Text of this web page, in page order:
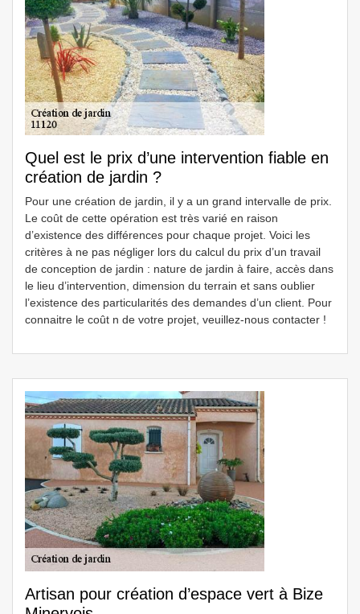
Quel est le prix d’une intervention fiable en
création de jardin ?
Pour une création de jardin, il y a un grand intervalle de prix.
Le coût de cette opération est très varié en raison
d’existence des différences pour chaque projet. Voici les
critères à ne pas négliger lors du calcul du prix d’un travail
de conception de jardin : nature de jardin à faire, accès dans
le lieu d’intervention, dimension du terrain et sans oublier
l’existence des particularités des demandes d’un client. Pour
connaitre le coût n de votre projet, veuillez-nous contacter !
Artisan pour création d’espace vert à Bize